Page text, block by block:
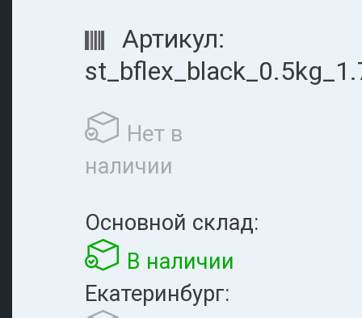
Артикул:
Нет в
наличии
Основной склад:
В наличии
Екатеринбург: